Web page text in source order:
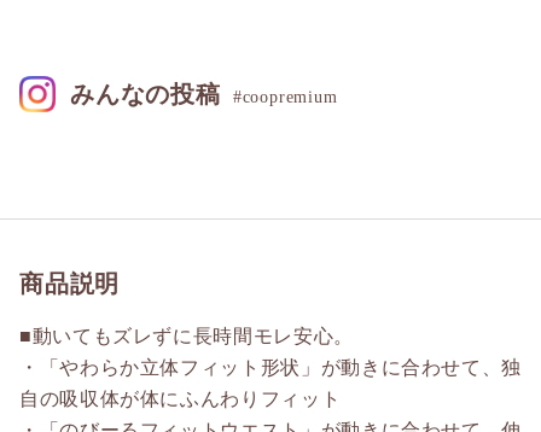
商品説明
■動いてもズレずに長時間モレ安心。
・「やわらか立体フィット形状」が動きに合わせて、独
自の吸収体が体にふんわりフィット
みんなの投稿 #coopremium